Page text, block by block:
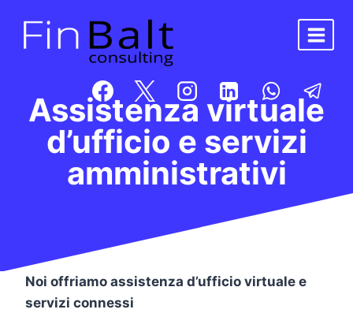
contenuto
Assistenza virtuale
d’ufficio e servizi
amministrativi
Noi offriamo assistenza d’ufficio virtuale e
servizi connessi